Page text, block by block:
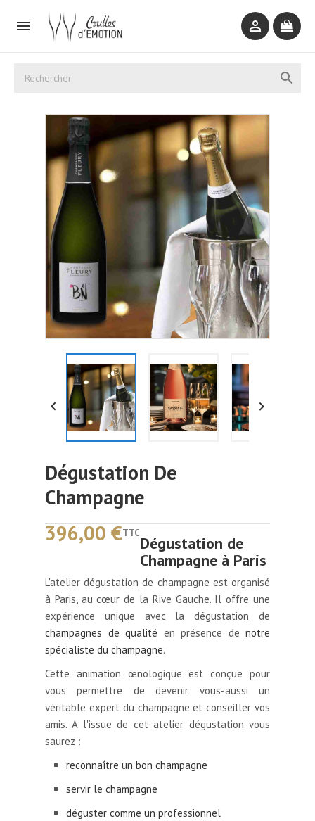
 

 
Dégustation De
Champagne
396,00 €TTC
Dégustation de
Champagne à Paris
L'atelier dégustation de champagne est organisé
à Paris, au cœur de la Rive Gauche. Il offre une
expérience unique avec la dégustation de
champagnes de qualité en présence de notre
spécialiste du champagne.
Cette animation œnologique est conçue pour
vous permettre de devenir vous-aussi un
véritable expert du champagne et conseiller vos
amis. A l'issue de cet atelier dégustation vous
saurez :
reconnaître un bon champagne
servir le champagne
déguster comme un professionnel